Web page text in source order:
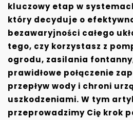
kluczowy etap w
który decyduje o
bezawaryjności całego
tego, czy korzystasz z
ogrodu, zasilania
prawidłowe połączenie
przepływ wody i chroni
uszkodzeniami. W tym
przeprowadzimy Cię krok